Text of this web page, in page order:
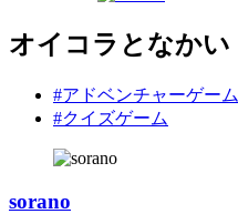
オイコラとなかい
#アドベンチャーゲーム
#クイズゲーム
sorano